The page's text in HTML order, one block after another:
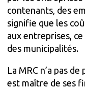
contenants, des
signifie que les
aux entreprises,
des municipalités.
La MRC n’a pas
est maître de ses